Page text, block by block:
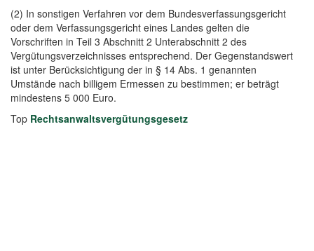
(2) In sonstigen Verfahren vor dem Bundesverfassungsgericht
oder dem Verfassungsgericht eines Landes gelten die
Vorschriften in Teil 3 Abschnitt 2 Unterabschnitt 2 des
Vergütungsverzeichnisses entsprechend. Der Gegenstandswert
ist unter Berücksichtigung der in § 14 Abs. 1 genannten
Umstände nach billigem Ermessen zu bestimmen; er beträgt
mindestens 5 000 Euro.
Top Rechtsanwaltsvergütungsgesetz